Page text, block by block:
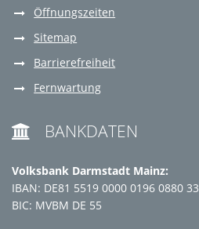
Öffnungszeiten
Sitemap
Barrierefreiheit
Fernwartung
 BANKDATEN
Volksbank Darmstadt Mainz:
IBAN: DE81 5519 0000 0196 0880 33
BIC: MVBM DE 55